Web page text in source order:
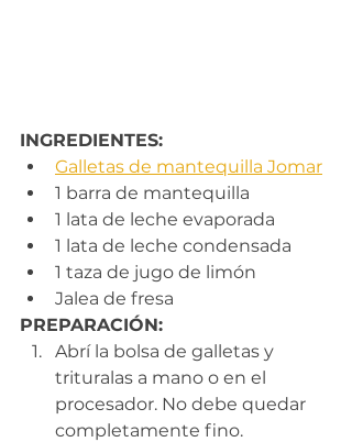
INGREDIENTES:
Galletas de mantequilla Jomar
1 barra de mantequilla
1 lata de leche evaporada
1 lata de leche condensada
1 taza de jugo de limón
Jalea de fresa
PREPARACIÓN:
Abrí la bolsa de galletas y
trituralas a mano o en el
procesador. No debe quedar
completamente fino.